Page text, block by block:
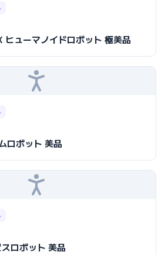
ューマノイドロボット 極美品
ロボット 美品
ロボット 美品